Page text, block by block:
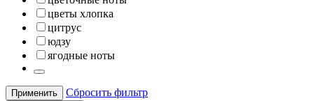
цветы хлопка
цитрус
юдзу
ягодные ноты
Применить Сбросить фильтр